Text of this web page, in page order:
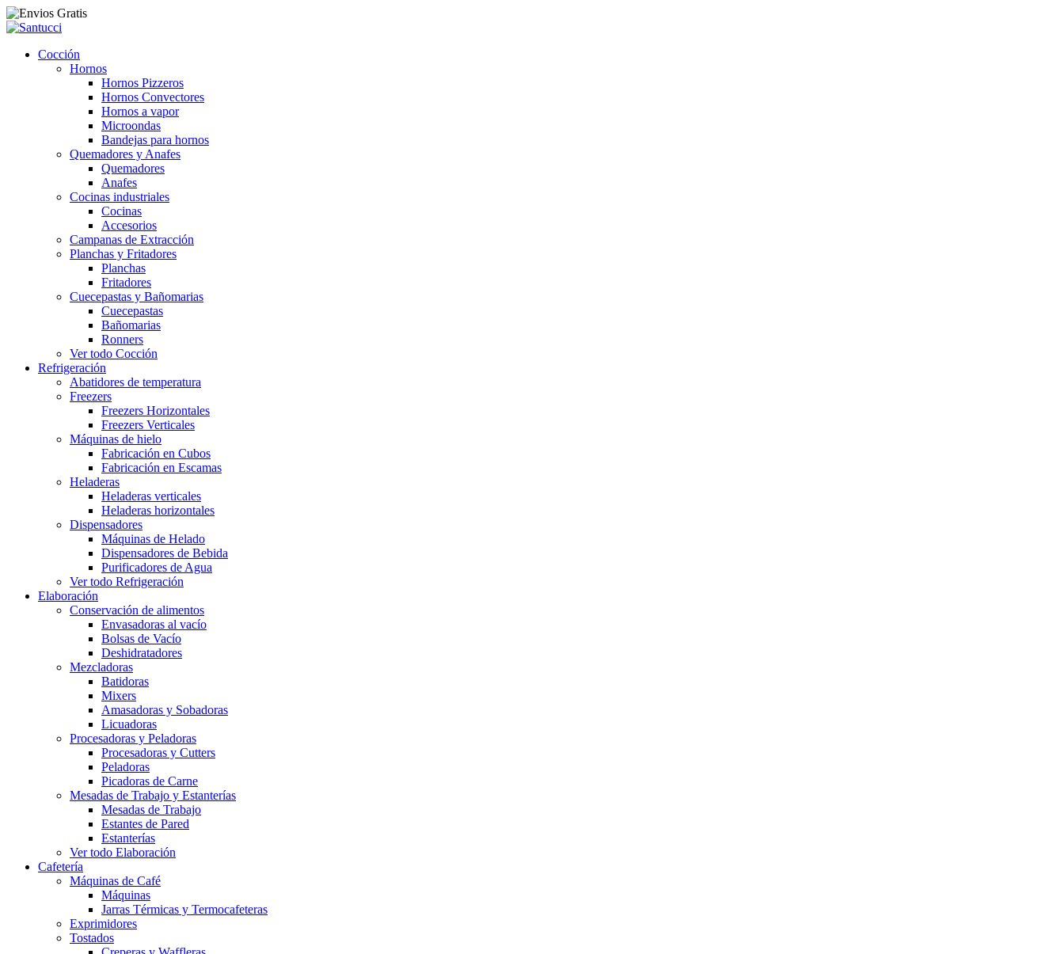
Cocción
Hornos
Hornos Pizzeros
Hornos Convectores
Hornos a vapor
Microondas
Bandejas para hornos
Quemadores y Anafes
Quemadores
Anafes
Cocinas industriales
Cocinas
Accesorios
Campanas de Extracción
Planchas y Fritadores
Planchas
Fritadores
Cuecepastas y Bañomarias
Cuecepastas
Bañomarias
Ronners
Ver todo Cocción
Refrigeración
Abatidores de temperatura
Freezers
Freezers Horizontales
Freezers Verticales
Máquinas de hielo
Fabricación en Cubos
Fabricación en Escamas
Heladeras
Heladeras verticales
Heladeras horizontales
Dispensadores
Máquinas de Helado
Dispensadores de Bebida
Purificadores de Agua
Ver todo Refrigeración
Elaboración
Conservación de alimentos
Envasadoras al vacío
Bolsas de Vacío
Deshidratadores
Mezcladoras
Batidoras
Mixers
Amasadoras y Sobadoras
Licuadoras
Procesadoras y Peladoras
Procesadoras y Cutters
Peladoras
Picadoras de Carne
Mesadas de Trabajo y Estanterías
Mesadas de Trabajo
Estantes de Pared
Estanterías
Ver todo Elaboración
Cafetería
Máquinas de Café
Máquinas
Jarras Térmicas y Termocafeteras
Exprimidores
Tostados